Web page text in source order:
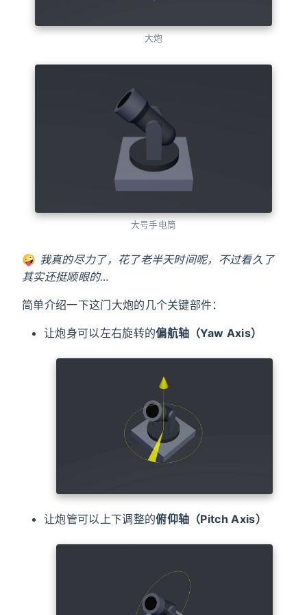
大炮
大号手电筒
🤪 我真的尽力了，花了老半天时间呢，不过看久了
其实还挺顺眼的…
简单介绍一下这门大炮的几个关键部件：
让炮身可以左右旋转的偏航轴（Yaw Axis）
让炮管可以上下调整的俯仰轴（Pitch Axis）